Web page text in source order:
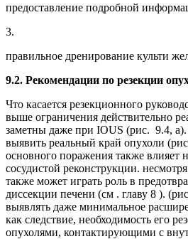
предоставление подробной
3.
правильное дренирование культи
9.2. Рекомендации по резекции
Что касается резекционного
выше ограничения действительно
заметны даже при IOUS (рис. 9.4,
выявить реальный край опухоли
основного поражения также влияет
сосудистой реконструкции.
также может играть роль в
диссекции печени (см . главу 8 ).
выявлять даже минимальное
как следствие, необходимость его
опухолями, контактирующими с